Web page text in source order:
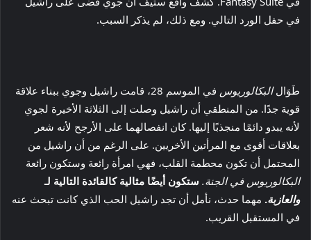
في حفل الورد التالي. ومع ذلك، لم يذكر السبب.
طَوَالالبكالوريوس
في الموسم 28، قامت راشيل وجوي ببناء علاقة
قوية جدًا. من المنطقي أن راشيل وصلت إلى الثلاثة الأخيرة لجوي
لأنه يبدو دائمًا منجذبًا إليها. كان انفصالهما على الأرجح لأنه شعر
بعلاقات أقوى مع المرأتين الأخريين. على الرغم من أن راشيل من
المحتمل أن تكون محطمة القلب، فهي امرأة رائعة وستكون رائعة
البكالوريوس في الجنة. ستكون أيضًا مثالية كالقائدة التالية لـ
والعازبة. مهما حدث، نأمل أن تجد راشيل الحب الذي كانت تبحث عنه
في المستقبل القريب.